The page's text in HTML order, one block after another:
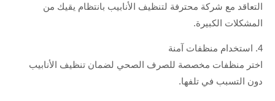
التعاقد مع شركة محترفة لتنظيف الأنابيب بانتظام يقيك من
المشكلات الكبيرة.
4. استخدام منظفات آمنة
اختر منظفات مخصصة للصرف الصحي لضمان تنظيف الأنابيب
دون التسبب في تلفها.